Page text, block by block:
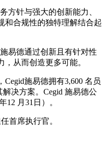
方针与强大的创新能力、
和合规性的独特理解结合起
易德通过创新且有针对性
从而创造更多可能。
施易德拥有3,600 名员
决方案。Cegid 施易德公
12 月31日）。
首席执行官。